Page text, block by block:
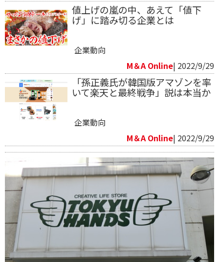
値上げの嵐の中、あえて「値下
げ」に踏み切る企業とは
企業動向
M＆A Online| 2022/9/29
「孫正義氏が韓国版アマゾンを率
いて楽天と最終戦争」説は本当か
企業動向
M＆A Online| 2022/9/29